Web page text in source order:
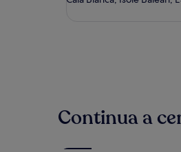
Continua a